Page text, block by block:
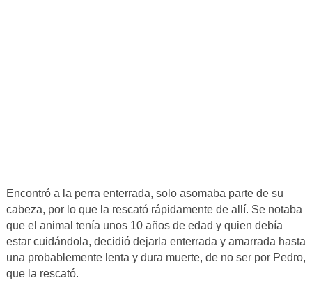
Encontró a la perra enterrada, solo asomaba parte de su
cabeza, por lo que la rescató rápidamente de allí. Se notaba
que el animal tenía unos 10 años de edad y quien debía
estar cuidándola, decidió dejarla enterrada y amarrada hasta
una probablemente lenta y dura muerte, de no ser por Pedro,
que la rescató.